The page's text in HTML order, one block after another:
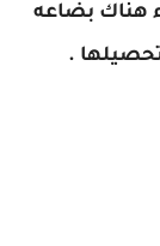
هناك بضاعه